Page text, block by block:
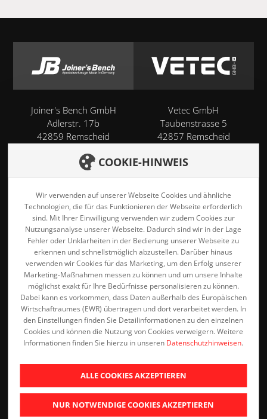
Vetec GmbH
Taubenstrasse 5
42857 Remscheid
Joiner's Bench GmbH
Adlerstr. 17b
42859 Remscheid
Startseite
Produkte
Leistungen
Unternehmen
Kontakt
Karriere
Downloads
Datenschutz
Impressum
COOKIE-HINWEIS
Wir verwenden auf unserer Webseite Cookies und ähnliche
Technologien, die für das Funktionieren der Webseite erforderlich
sind. Mit Ihrer Einwilligung verwenden wir zudem Cookies zur
Nutzungsanalyse unserer Webseite. Dadurch sind wir in der Lage
Fehler oder Unklarheiten in der Bedienung unserer Webseite zu
erkennen und schnellstmöglich abzustellen. Darüber hinaus
verwenden wir Cookies für das Marketing, um den Erfolg unserer
Marketing-Maßnahmen messen zu können und um unsere Inhalte
möglichst exakt für Ihre Bedürfnisse personalisieren zu können.
Dabei kann es vorkommen, dass Daten außerhalb des Europäischen
Wirtschaftraumes (EWR) übertragen und dort verarbeitet werden. In
den Einstellungen finden Sie Detailinformationen zu den einzelnen
Cookies und können die Nutzung von Cookies verweigern. Weitere
Informationen finden Sie hierzu in unseren Datenschutzhinweisen.
ALLE COOKIES AKZEPTIEREN
NUR NOTWENDIGE COOKIES AKZEPTIEREN